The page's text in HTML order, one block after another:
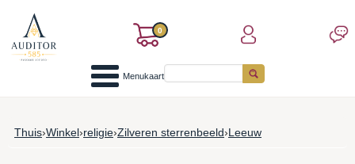
0
Menukaart
Thuis›Winkel›religie›Zilveren sterrenbeeld›Leeuw